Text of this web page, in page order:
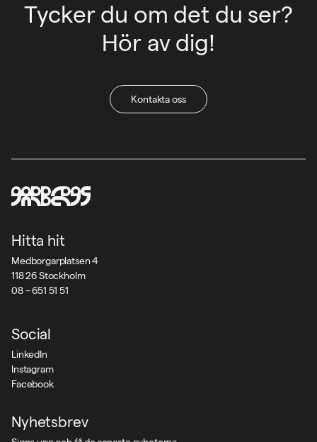
Tycker du om det du ser?
Hör av dig!
Kontakta oss
Hitta hit
Medborgarplatsen 4
118 26 Stockholm
08 – 651 51 51
Social
LinkedIn
Instagram
Facebook
Nyhetsbrev